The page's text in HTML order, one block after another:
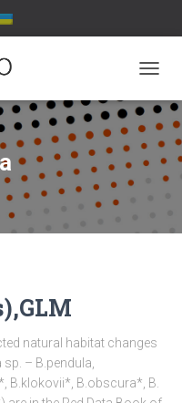
natural habitat changes
– B.pendula,
B.klokovii*, B.obscura*, B.